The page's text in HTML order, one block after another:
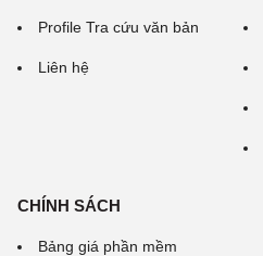
Profile Tra cứu văn bản
Liên hệ
CHÍNH SÁCH
Bảng giá phần mềm